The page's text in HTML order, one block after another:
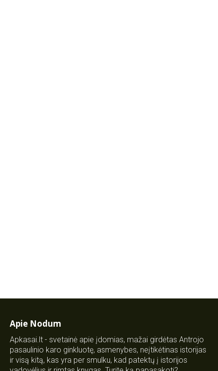
Apie Nodum
Apkasai.lt - svetainė apie įdomias, mažai girdėtas Antrojo
pasaulinio karo ginkluotę, asmenybes, neįtikėtinas istorijas
ir visą kitą, kas yra per smulku, kad patektų į istorijos